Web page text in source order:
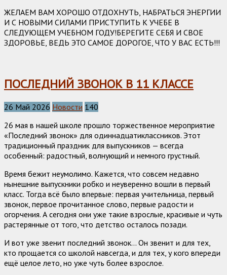
ЖЕЛАЕМ ВАМ ХОРОШО ОТДОХНУТЬ, НАБРАТЬСЯ ЭНЕРГИИ
И С НОВЫМИ СИЛАМИ ПРИСТУПИТЬ К УЧЕБЕ В
СЛЕДУЮЩЕМ УЧЕБНОМ ГОДУ!БЕРЕГИТЕ СЕБЯ И СВОЕ
ЗДОРОВЬЕ, ВЕДЬ ЭТО САМОЕ ДОРОГОЕ, ЧТО У ВАС ЕСТЬ!!!
ПОСЛЕДНИЙ ЗВОНОК В 11 КЛАССЕ
26 Май 2026 Новости 140
26 мая в нашей школе прошло торжественное мероприятие
«Последний звонок» для одиннадцатиклассников. Этот
традиционный праздник для выпускников — всегда
особенный: радостный, волнующий и немного грустный.
Время бежит неумолимо. Кажется, что совсем недавно
нынешние выпускники робко и неуверенно вошли в первый
класс. Тогда всё было впервые: первая учительница, первый
звонок, первое прочитанное слово, первые радости и
огорчения. А сегодня они уже такие взрослые, красивые и чуть
растерянные от того, что детство осталось позади.
И вот уже звенит последний звонок… Он звенит и для тех,
кто прощается со школой навсегда, и для тех, у кого впереди
ещё целое лето, но уже чуть более взрослое.